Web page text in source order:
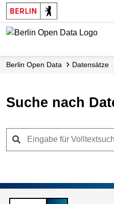
Skip
to
main
Berlin Open Data Datensätze
Suche nach